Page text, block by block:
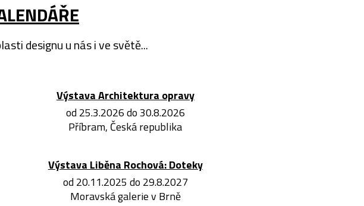
designu u nás i ve světě...
Výstava Architektura opravy
od 25.3.2026 do 30.8.2026
Příbram, Česká republika
Výstava Liběna Rochová: Doteky
od 20.11.2025 do 29.8.2027
Moravská galerie v Brně